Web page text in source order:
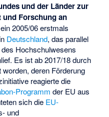
und der Länder zur
und Forschung an
2005/06 erstmals
in Deutschland, das parallel
Hochschulwesens
Es ist ab 2017/18 durch
worden, deren Förderung
reagierte die
Programm der EU aus
sich die EU-
und